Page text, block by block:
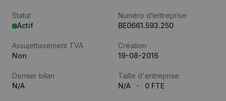
Statut
Actif
Numéro d’entreprise
BE0661.593.250
Assujettissement TVA
Non
Création
19-08-2016
Dernier bilan
N/A
Taille d'entreprise
N/A
0 FTE